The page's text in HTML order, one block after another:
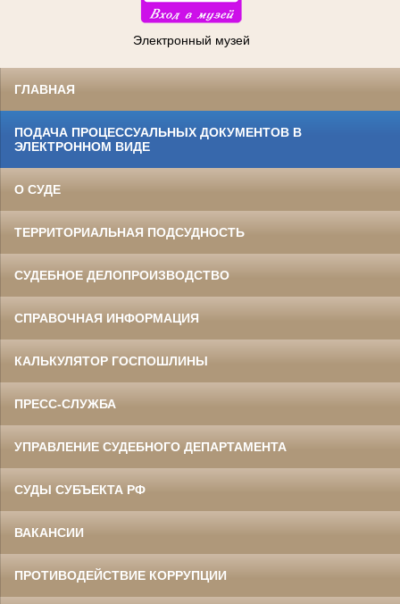
Электронный музей
ГЛАВНАЯ
ПОДАЧА ПРОЦЕССУАЛЬНЫХ ДОКУМЕНТОВ В
ЭЛЕКТРОННОМ ВИДЕ
О СУДЕ
ТЕРРИТОРИАЛЬНАЯ ПОДСУДНОСТЬ
СУДЕБНОЕ ДЕЛОПРОИЗВОДСТВО
СПРАВОЧНАЯ ИНФОРМАЦИЯ
КАЛЬКУЛЯТОР ГОСПОШЛИНЫ
ПРЕСС-СЛУЖБА
УПРАВЛЕНИЕ СУДЕБНОГО ДЕПАРТАМЕНТА
СУДЫ СУБЪЕКТА РФ
ВАКАНСИИ
ПРОТИВОДЕЙСТВИЕ КОРРУПЦИИ